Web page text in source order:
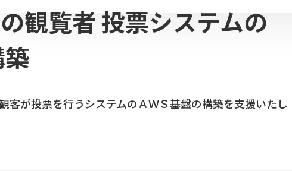
観覧者 投票システムの
客が投票を行うシステムのＡＷＳ基盤の構築を支援いたし